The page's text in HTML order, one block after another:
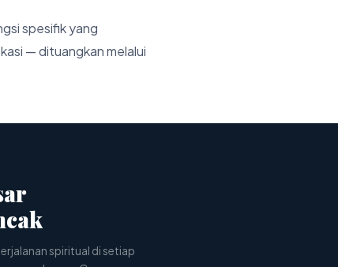
spesifik yang
— dituangkan melalui
spiritual di setiap